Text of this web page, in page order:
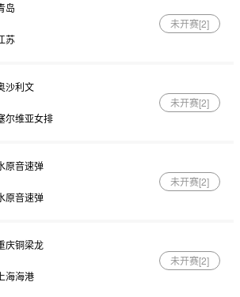
岛
苏
未开赛[2]
沙利文
尔维亚女排
未开赛[2]
原音速弹
原音速弹
未开赛[2]
庆铜梁龙
上海海港
未开赛[2]